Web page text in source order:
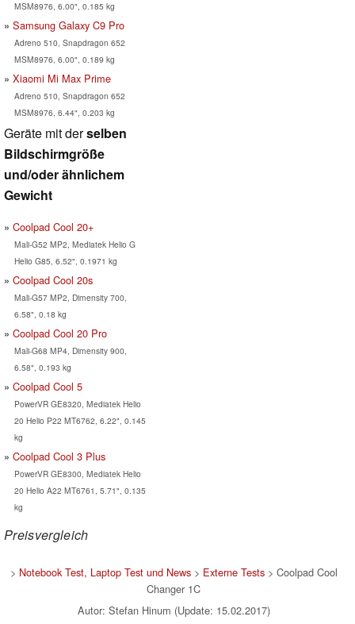
MSM8976, 6.00", 0.185 kg
Samsung Galaxy C9 Pro
Adreno 510, Snapdragon 652
MSM8976, 6.00", 0.189 kg
Xiaomi Mi Max Prime
Adreno 510, Snapdragon 652
MSM8976, 6.44", 0.203 kg
Geräte mit derselben
Bildschirmgröße
und/oder ähnlichem
Gewicht
Coolpad Cool 20+
Mali-G52 MP2, Mediatek Helio G
Helio G85, 6.52", 0.1971 kg
Coolpad Cool 20s
Mali-G57 MP2, Dimensity 700,
6.58", 0.18 kg
Coolpad Cool 20 Pro
Mali-G68 MP4, Dimensity 900,
6.58", 0.193 kg
Coolpad Cool 5
PowerVR GE8320, Mediatek Helio
20 Helio P22 MT6762, 6.22", 0.145
kg
Coolpad Cool 3 Plus
PowerVR GE8300, Mediatek Helio
20 Helio A22 MT6761, 5.71", 0.135
kg
Preisvergleich
> Notebook Test, Laptop Test und News> Externe Tests> Coolpad Cool
Changer 1C
Autor: Stefan Hinum (Update: 15.02.2017)